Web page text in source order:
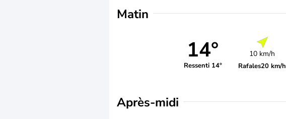
Matin
14°
Ressenti 14°
10 km/h
Rafales20 km/h
Après-midi